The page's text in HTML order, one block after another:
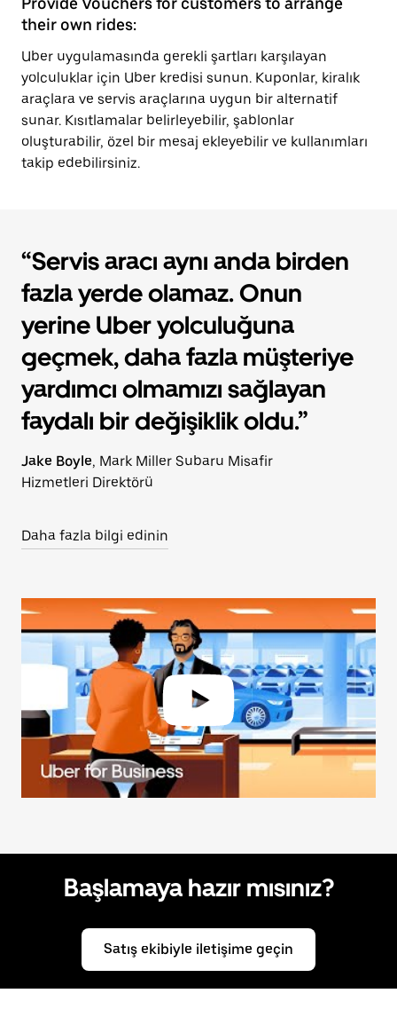
their own rides:
Uber uygulamasında gerekli şartları karşılayan
yolculuklar için Uber kredisi sunun. Kuponlar, kiralık
araçlara ve servis araçlarına uygun bir alternatif
sunar. Kısıtlamalar belirleyebilir, şablonlar
oluşturabilir, özel bir mesaj ekleyebilir ve kullanımları
takip edebilirsiniz.
“Servis aracı aynı anda birden
fazla yerde olamaz. Onun
yerine Uber yolculuğuna
geçmek, daha fazla müşteriye
yardımcı olmamızı sağlayan
faydalı bir değişiklik oldu.”
Jake Boyle, Mark Miller Subaru Misafir
Hizmetleri Direktörü
Daha fazla bilgi edinin
Başlamaya hazır mısınız?
Satış ekibiyle iletişime geçin